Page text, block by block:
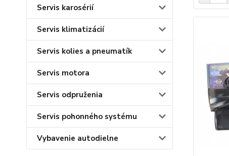
Servis karosérií
Servis klimatizácií
Servis kolies a pneumatík
Servis motora
Servis odpruženia
Servis pohonného systému
Vybavenie autodielne